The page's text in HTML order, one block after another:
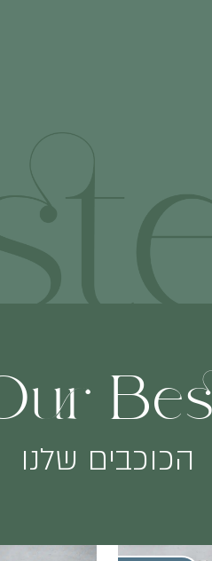
הכוכבים שלנו